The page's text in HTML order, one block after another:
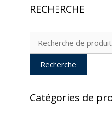
RECHERCHE
Recherche
Recherche
Catégories de